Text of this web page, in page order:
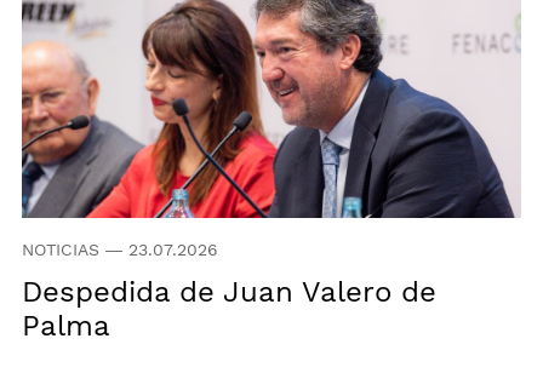
NOTICIAS — 23.07.2026
Despedida de Juan Valero de
Palma